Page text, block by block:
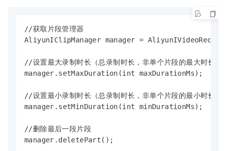
//获取片段管理器
AliyunIClipManager manager =
//设置最大录制时长（总录制时长，非单个片段的最大时长）
manager.setMaxDuration(int maxDurationMs);
//设置最小录制时长（总录制时长，非单个片段的最小时长）
manager.setMinDuration(int minDurationMs);
//删除最后一段片段
manager.deletePart();